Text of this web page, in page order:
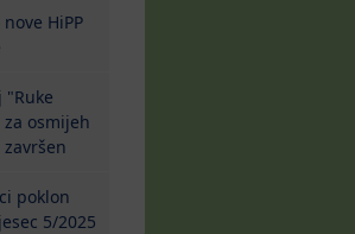
HiPP
"Ruke
osmijeh
poklon
5/2025